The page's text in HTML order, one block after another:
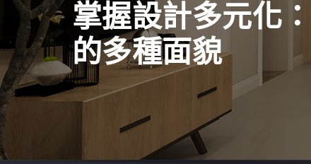
掌握設計多元化
的多種面貌